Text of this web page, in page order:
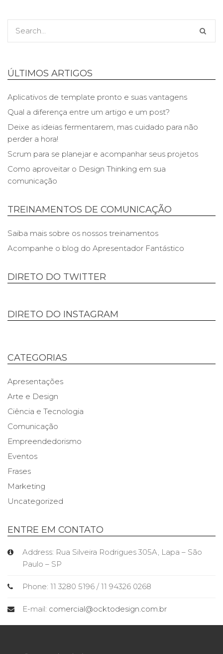
ÚLTIMOS ARTIGOS
Aplicativos de template pronto e suas vantagens
Qual a diferença entre um artigo e um post?
Deixe as ideias fermentarem, mas cuidado para não
perder a hora!
Scrum para se planejar e acompanhar seus projetos
Como aproveitar o Design Thinking em sua
comunicação
TREINAMENTOS DE COMUNICAÇÃO
Saiba mais sobre os nossos treinamentos
Acompanhe o blog do Apresentador Fantástico
DIRETO DO TWITTER
DIRETO DO INSTAGRAM
CATEGORIAS
Apresentações
Arte e Design
Ciência e Tecnologia
Comunicação
Empreendedorismo
Eventos
Frases
Marketing
Uncategorized
ENTRE EM CONTATO
Address: Rua Silveira Rodrigues 305A, Lapa – São
Paulo – SP
Phone: 11 3280 5196 / 11 94326 0268
E-mail: comercial@ocktodesign.com.br